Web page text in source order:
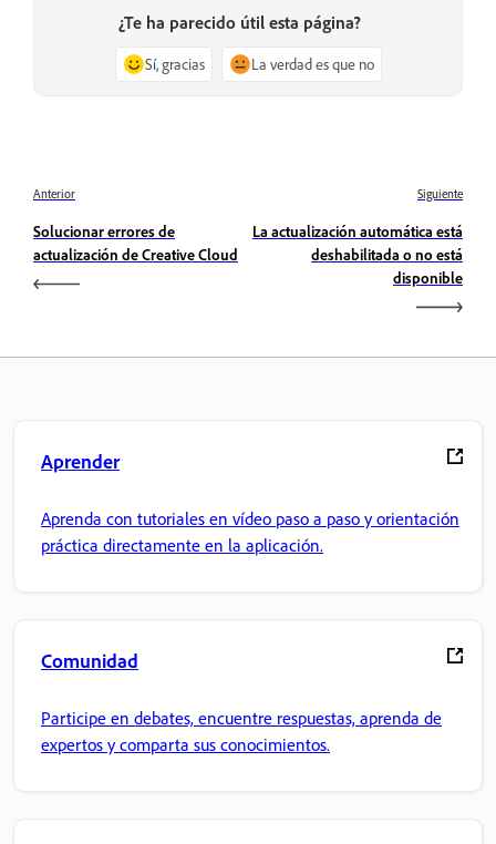
¿Te ha parecido útil esta página?
Sí, gracias La verdad es que no
Anterior
Solucionar errores de
actualización de Creative Cloud
Siguiente
La actualización automática está
deshabilitada o no está
disponible
Aprender
Aprenda con tutoriales en vídeo paso a paso y orientación
práctica directamente en la aplicación.
Comunidad
Participe en debates, encuentre respuestas, aprenda de
expertos y comparta sus conocimientos.